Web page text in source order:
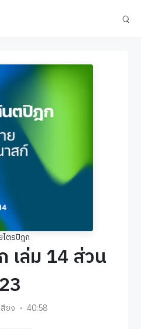
ไตรปิฎก
เล่ม 14 ส่วน
23
ยง 40:58